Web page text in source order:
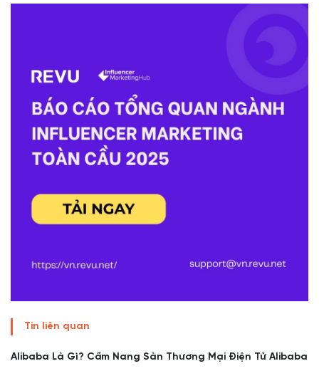
Tin liên quan
Alibaba Là Gì? Cẩm Nang Sàn Thương Mại Điện Tử Alibaba